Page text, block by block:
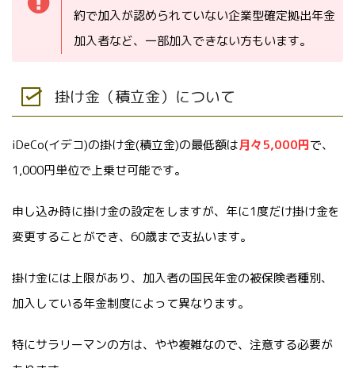
約で加入が認められていない企業型確定拠出年金
加入者など、一部加入できない方もいます。
掛け金（積立金）について
iDeCo(イデコ)の掛け金(積立金)の最低額は月々5,000円で、
1,000円単位で上乗せ可能です。
申し込み時に掛け金の設定をしますが、年に1度だけ掛け金を
変更することができ、60歳まで支払います。
掛け金には上限があり、加入者の国民年金の被保険者種別、
加入している年金制度によって異なります。
特にサラリーマンの方は、やや複雑なので、注意する必要が